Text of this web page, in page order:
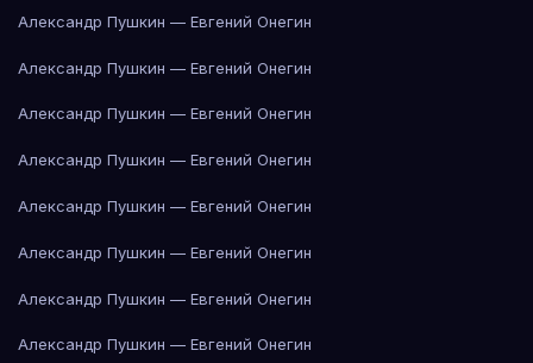
Александр Пушкин — Евгений Онегин
Александр Пушкин — Евгений Онегин
Александр Пушкин — Евгений Онегин
Александр Пушкин — Евгений Онегин
Александр Пушкин — Евгений Онегин
Александр Пушкин — Евгений Онегин
Александр Пушкин — Евгений Онегин
Александр Пушкин — Евгений Онегин